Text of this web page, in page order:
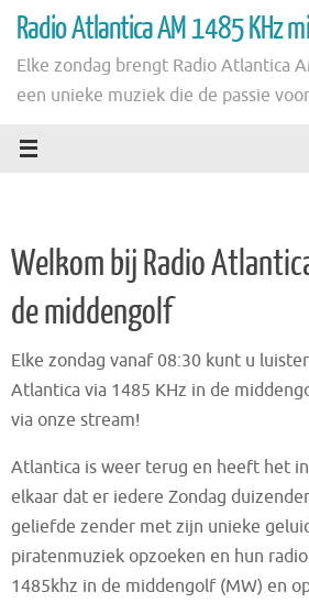
Ga
naar
de
inhoud
Radio Atlantica AM 1485 KHz
Elke zondag brengt Radio Atlantica
een unieke muziek die de passie
Welkom bij Radio
de middengolf
Elke zondag vanaf 08:30 kunt u
Atlantica via 1485 KHz in de
via onze stream!
Atlantica is weer terug en heeft het
elkaar dat er iedere Zondag
geliefde zender met zijn unieke
piratenmuziek opzoeken en hun
1485khz in de middengolf (MW) en